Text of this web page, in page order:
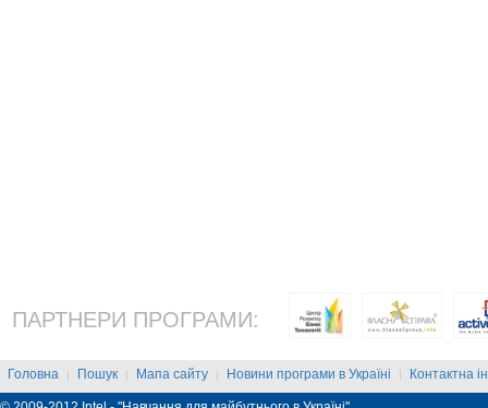
ПАРТНЕРИ ПРОГРАМИ:
Головна | Пошук | Мапа сайту | Новини програми в Україні | Контактна